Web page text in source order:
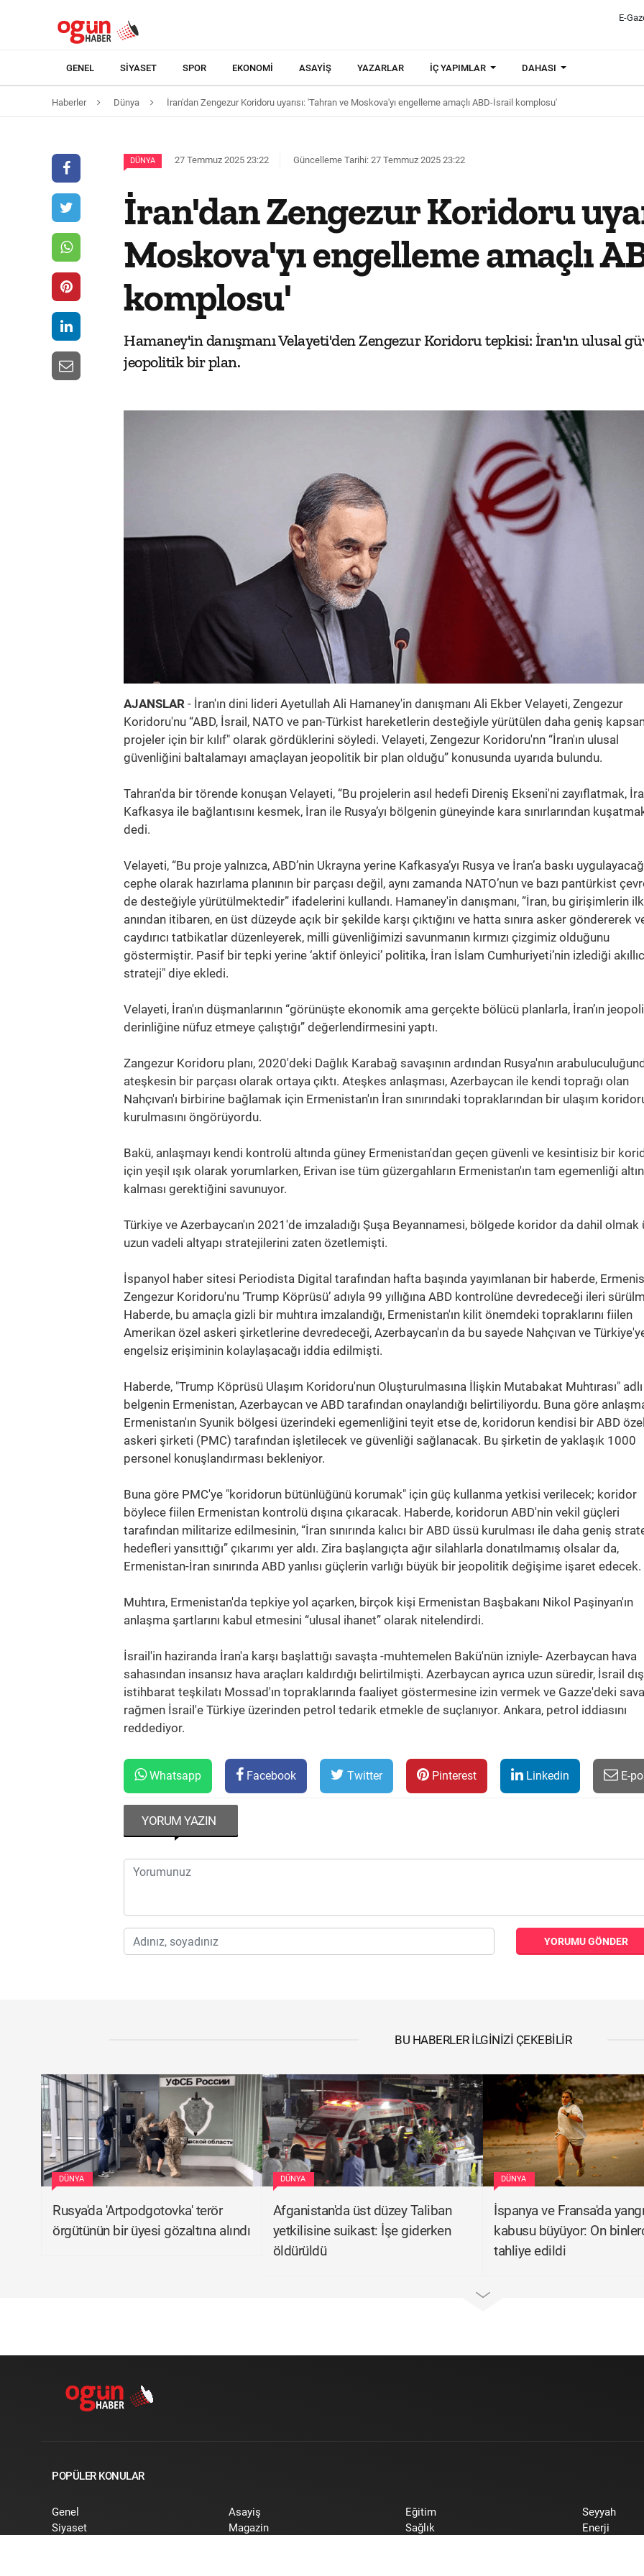
E-
GENEL SIYASET SPOR EKONOMI ASAYIŞ YAZARLAR İÇ YAPIMLAR DAHASI
Haberler Dünya İran'dan Zengezur Koridoru uyarısı: 'Tahran ve Moskova'yı engelleme amaçlı ABD-İsrail komplosu'
DÜNYA 27 Temmuz 2025 23:22 Güncelleme Tarihi: 27 Temmuz 2025 23:22
İran'dan Zengezur Koridoru
Moskova'yı engelleme amaçlı
komplosu'
Hamaney'in danışmanı Velayeti'den Zengezur Koridoru tepkisi: İran'ın ulusal
jeopolitik bir plan.
AJANSLAR - İran'ın dini lideri Ayetullah Ali Hamaney'in danışmanı Ali Ekber Velayeti, Zengezur
Koridoru'nu “ABD, İsrail, NATO ve pan-Türkist hareketlerin desteğiyle yürütülen daha geniş
projeler için bir kılıf" olarak gördüklerini söyledi. Velayeti, Zengezur Koridoru'nn “İran'ın ulusal
güvenliğini baltalamayı amaçlayan jeopolitik bir plan olduğu” konusunda uyarıda bulundu.
Tahran'da bir törende konuşan Velayeti, “Bu projelerin asıl hedefi Direniş Ekseni'ni zayıflatmak,
Kafkasya ile bağlantısını kesmek, İran ile Rusya’yı bölgenin güneyinde kara sınırlarından
dedi.
Velayeti, “Bu proje yalnızca, ABD’nin Ukrayna yerine Kafkasya’yı Rusya ve İran’a baskı
cephe olarak hazırlama planının bir parçası değil, aynı zamanda NATO’nun ve bazı pantürkist
de desteğiyle yürütülmektedir” ifadelerini kullandı. Hamaney'in danışmanı, ”İran, bu girişimlerin ilk
anından itibaren, en üst düzeyde açık bir şekilde karşı çıktığını ve hatta sınıra asker göndererek
caydırıcı tatbikatlar düzenleyerek, milli güvenliğimizi savunmanın kırmızı çizgimiz olduğunu
göstermiştir. Pasif bir tepki yerine ‘aktif önleyici’ politika, İran İslam Cumhuriyeti’nin izlediği
strateji" diye ekledi.
Velayeti, İran'ın düşmanlarının “görünüşte ekonomik ama gerçekte bölücü planlarla, İran’ın
derinliğine nüfuz etmeye çalıştığı” değerlendirmesini yaptı.
Zangezur Koridoru planı, 2020'deki Dağlık Karabağ savaşının ardından Rusya'nın
ateşkesin bir parçası olarak ortaya çıktı. Ateşkes anlaşması, Azerbaycan ile kendi toprağı olan
Nahçıvan'ı birbirine bağlamak için Ermenistan'ın İran sınırındaki topraklarından bir ulaşım
kurulmasını öngörüyordu.
Bakü, anlaşmayı kendi kontrolü altında güney Ermenistan'dan geçen güvenli ve kesintisiz bir
için yeşil ışık olarak yorumlarken, Erivan ise tüm güzergahların Ermenistan'ın tam egemenliği
kalması gerektiğini savunuyor.
Türkiye ve Azerbaycan'ın 2021'de imzaladığı Şuşa Beyannamesi, bölgede koridor da dahil olmak
uzun vadeli altyapı stratejilerini zaten özetlemişti.
İspanyol haber sitesi Periodista Digital tarafından hafta başında yayımlanan bir haberde,
Zengezur Koridoru'nu ‘Trump Köprüsü’ adıyla 99 yıllığına ABD kontrolüne devredeceği ileri
Haberde, bu amaçla gizli bir muhtıra imzalandığı, Ermenistan'ın kilit önemdeki topraklarını fiilen
Amerikan özel askeri şirketlerine devredeceği, Azerbaycan'ın da bu sayede Nahçıvan ve
engelsiz erişiminin kolaylaşacağı iddia edilmişti.
Haberde, "Trump Köprüsü Ulaşım Koridoru'nun Oluşturulmasına İlişkin Mutabakat Muhtırası" adlı
belgenin Ermenistan, Azerbaycan ve ABD tarafından onaylandığı belirtiliyordu. Buna göre
Ermenistan'ın Syunik bölgesi üzerindeki egemenliğini teyit etse de, koridorun kendisi bir ABD özel
askeri şirketi (PMC) tarafından işletilecek ve güvenliği sağlanacak. Bu şirketin de yaklaşık 1000
personel konuşlandırması bekleniyor.
Buna göre PMC'ye "koridorun bütünlüğünü korumak" için güç kullanma yetkisi verilecek; koridor
böylece fiilen Ermenistan kontrolü dışına çıkaracak. Haberde, koridorun ABD'nin vekil güçleri
tarafından militarize edilmesinin, “İran sınırında kalıcı bir ABD üssü kurulması ile daha geniş
hedefleri yansıttığı” çıkarımı yer aldı. Zira başlangıçta ağır silahlarla donatılmamış olsalar da,
Ermenistan-İran sınırında ABD yanlısı güçlerin varlığı büyük bir jeopolitik değişime işaret edecek.
Muhtıra, Ermenistan'da tepkiye yol açarken, birçok kişi Ermenistan Başbakanı Nikol Paşinyan'ın
anlaşma şartlarını kabul etmesini “ulusal ihanet” olarak nitelendirdi.
İsrail'in haziranda İran'a karşı başlattığı savaşta -muhtemelen Bakü'nün izniyle- Azerbaycan hava
sahasından insansız hava araçları kaldırdığı belirtilmişti. Azerbaycan ayrıca uzun süredir, İsrail dış
istihbarat teşkilatı Mossad'ın topraklarında faaliyet göstermesine izin vermek ve Gazze'deki
rağmen İsrail'e Türkiye üzerinden petrol tedarik etmekle de suçlanıyor. Ankara, petrol iddiasını
reddediyor.
Whatsapp Facebook Twitter Pinterest Linkedin E-
YORUM YAZIN
YORUMU GÖNDER
BU HABERLER İLGINIZI ÇEKEBILIR
DÜNYA
Rusya'da 'Artpodgotovka' terör
örgütünün bir üyesi gözaltına alındı
DÜNYA
Afganistan'da üst düzey Taliban
yetkilisine suikast: İşe giderken
öldürüldü
DÜNYA
İspanya ve Fransa'da
kabusu büyüyor: On
tahliye edildi
POPÜLER KONULAR
Genel
Siyaset
Asayiş
Magazin
Eğitim
Sağlık
Seyyah
Enerji